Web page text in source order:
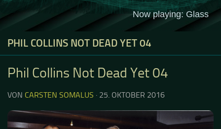
PHIL COLLINS NOT DEAD YET 04
Phil Collins Not Dead Yet 04
VON CARSTEN SOMALUS · 25. OKTOBER 2016